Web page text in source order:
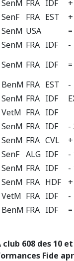
SenM FRA IDF
SenF FRA EST
SenM USA
SenM FRA IDF
-
SenM FRA IDF
BenM FRA EST
-
SenM FRA IDF
VetM FRA IDF
SenM FRA IDF
-
SenM FRA CVL
SenF ALG IDF
-
SenM FRA IDF
-
SenM FRA HDF
VetM FRA IDF
-
BenM FRA IDF
club 608 des 10
Fide